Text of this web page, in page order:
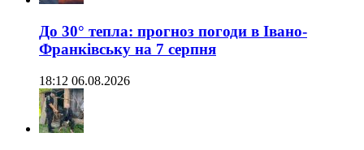
До 30° тепла: прогноз погоди в Івано-
Франківську на 7 серпня
18:12 06.08.2026